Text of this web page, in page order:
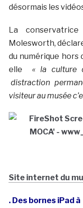
désormais les
La
Molesworth,
du numérique hors
elle « la culture
distraction
visiteur au musée
Site internet du
. Des bornes iPad